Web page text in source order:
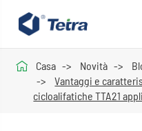
 Casa Novità
Vantaggi e
cicloalifatiche TTA21